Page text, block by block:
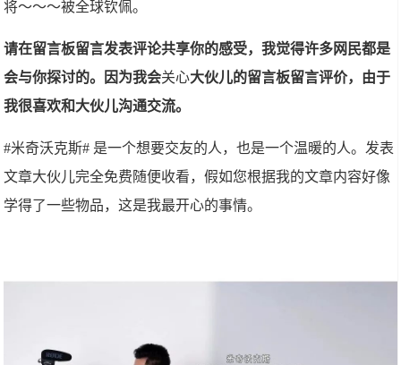
将～～～被全球钦佩。
请在留言板留言发表评论共享你的感受，我觉得许多网民都是
会与你探讨的。
因为我会关心大伙儿的留言板留言评价，由于
我很喜欢和大伙儿沟通交流。
#米奇沃克斯# 是一个想要交友的人，也是一个温暖的人。发表
文章大伙儿完全免费随便收看，假如您根据我的文章内容好像
学得了一些物品，这是我最开心的事情。